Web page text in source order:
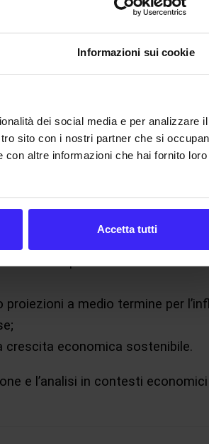
Informazioni sui cookie
dei social media e per analizzare il
sito con i nostri partner che si
altre informazioni che hai fornito loro
Accetta tutti
) per bilanciare rischio e
o azioni con una
di una casa, il
come prestiti auto o mutui,
per la stabilità
proiezioni a medio termine per
crescita economica sostenibile.
e l’analisi in contesti